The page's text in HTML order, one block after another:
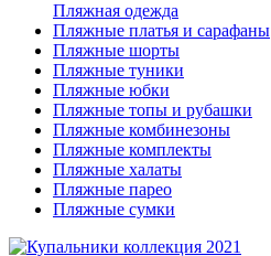
Пляжная одежда
Пляжные платья и сарафаны
Пляжные шорты
Пляжные туники
Пляжные юбки
Пляжные топы и рубашки
Пляжные комбинезоны
Пляжные комплекты
Пляжные халаты
Пляжные парео
Пляжные сумки